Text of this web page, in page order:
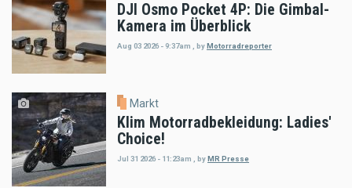
DJI Osmo Pocket 4P: Die Gimbal-
Kamera im Überblick
Aug 03 2026 - 9:37am byMotorradreporter
Markt
Klim Motorradbekleidung: Ladies'
Choice!
Jul 31 2026 - 11:23am byMR Presse